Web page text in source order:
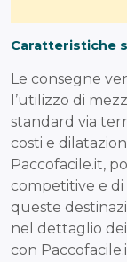
Caratteristiche
Le consegne
l’utilizzo di
standard via
costi e
Paccofacile.it,
competitive e
queste
nel dettaglio
con